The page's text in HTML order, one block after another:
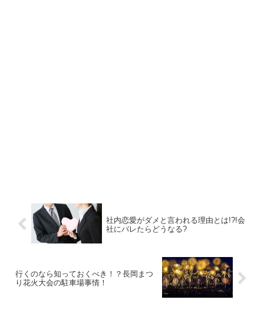
社内恋愛がダメと言われる理由とは!?!会
社にバレたらどうなる?
行くのなら知っておくべき！？長岡まつ
り花火大会の駐車場事情！